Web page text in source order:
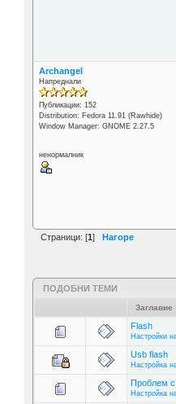
Archangel
Напреднали
Публикации: 152
Distribution: Fedora 11.91 (Rawhide)
Window Manager: GNOME 2.27.5
ненормалник
Страници: [1] Нагоре
ПОДОБНИ ТЕМИ
Заглавие
Flash
Настройки
Usb flash
Настройка
Проблем с
Настройка